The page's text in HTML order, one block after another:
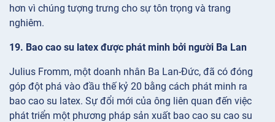
hơn vì chúng tượng trưng cho sự tôn trọng và trang
nghiêm.
19. Bao cao su latex được phát minh bởi người Ba Lan
Julius Fromm, một doanh nhân Ba Lan-Đức, đã có đóng
góp đột phá vào đầu thế kỷ 20 bằng cách phát minh ra
bao cao su latex. Sự đổi mới của ông liên quan đến việc
phát triển một phương pháp sản xuất bao cao su cao su